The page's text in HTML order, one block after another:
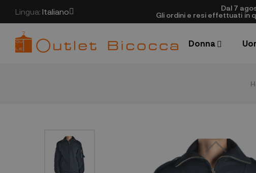
Lingua: Italiano
Dal 7
Gli ordini e resi effettuati in
Donna